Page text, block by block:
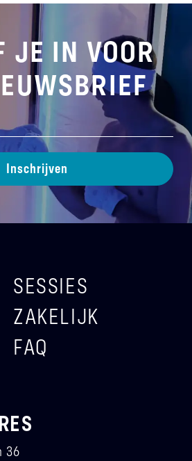
JE IN VOOR
SESSIES
ZAKELIJK
FAQ
36